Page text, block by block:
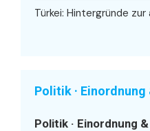
Türkei: Hintergründe
Politik · Einordnung
Politik · Einordnung